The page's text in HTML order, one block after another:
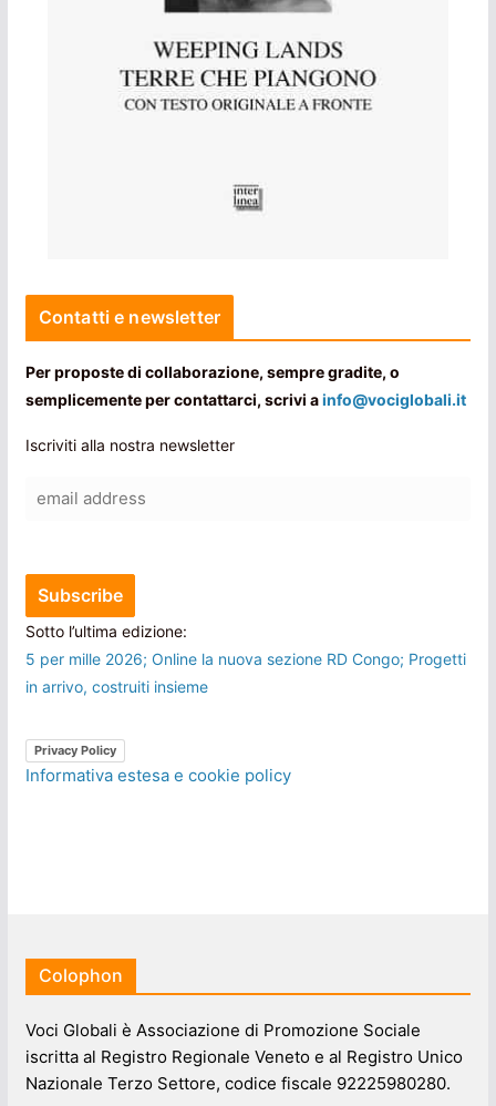
Contatti e newsletter
Per proposte di collaborazione, sempre gradite, o
semplicemente per contattarci, scrivi ainfo@vociglobali.it
Iscriviti alla nostra newsletter
Sotto l’ultima edizione:
5 per mille 2026; Online la nuova sezione RD Congo; Progetti
in arrivo, costruiti insieme
Privacy Policy
Informativa estesa e cookie policy
Colophon
Voci Globali è Associazione di Promozione Sociale
iscritta al Registro Regionale Veneto e al Registro Unico
Nazionale Terzo Settore, codice fiscale 92225980280.